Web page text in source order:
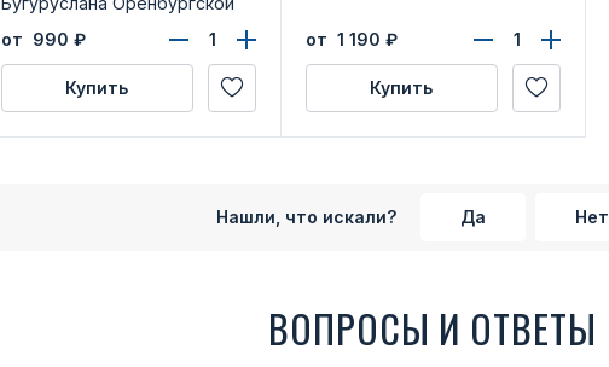
области»
от 990 ₽
Купить
от 1 190 ₽
Купить
Нашли, что искали? Да Нет
ВОПРОСЫ И ОТВЕТЫ